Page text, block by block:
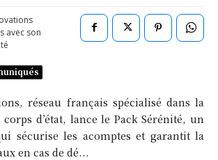
avec son
réseau français spécialisé dans la
d’état, lance le Pack Sérénité, un
sécurise les acomptes et garantit la
en cas de dé...